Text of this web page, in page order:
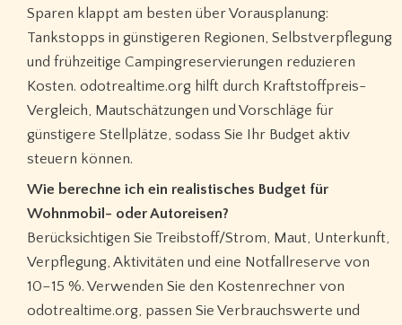
Sparen klappt am besten über Vorausplanung:
Tankstopps in günstigeren Regionen, Selbstverpflegung
und frühzeitige Campingreservierungen reduzieren
Kosten. odotrealtime.org hilft durch Kraftstoffpreis-
Vergleich, Mautschätzungen und Vorschläge für
günstigere Stellplätze, sodass Sie Ihr Budget aktiv
steuern können.
Wie berechne ich ein realistisches Budget für
Wohnmobil- oder Autoreisen?
Berücksichtigen Sie Treibstoff/Strom, Maut, Unterkunft,
Verpflegung, Aktivitäten und eine Notfallreserve von
10–15 %. Verwenden Sie den Kostenrechner von
odotrealtime.org, passen Sie Verbrauchswerte und